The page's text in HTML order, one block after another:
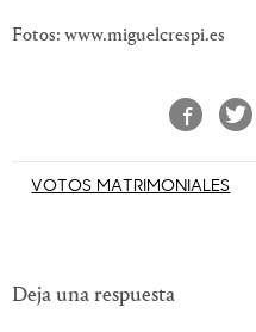
Fotos: www.miguelcrespi.es
Navegación
VOTOS MATRIMONIALES
Deja una respuesta